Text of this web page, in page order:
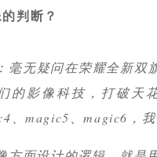
判断？
毫无疑问在荣耀全新双
的影像科技，打破天
、magic5、magic6，